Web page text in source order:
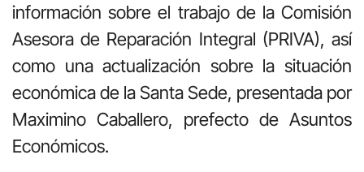
información sobre el trabajo de la Comisión
Asesora de Reparación Integral (PRIVA), así
como una actualización sobre la situación
económica de la Santa Sede, presentada por
Maximino Caballero, prefecto de Asuntos
Económicos.